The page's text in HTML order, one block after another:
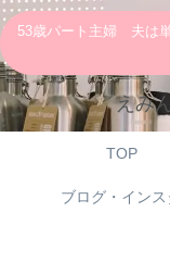
53歳パート主婦 夫は
えみ
TOP
ブログ・インス